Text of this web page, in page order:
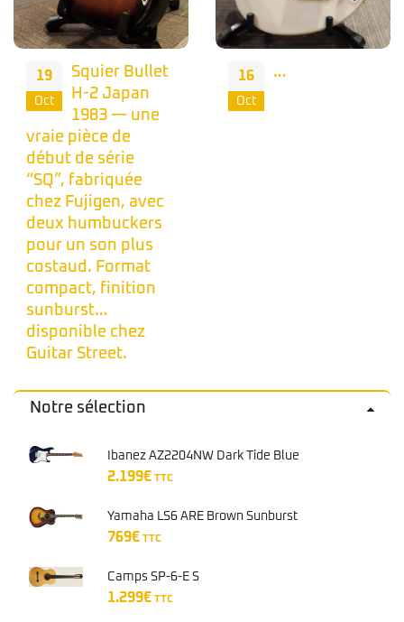
16
Oct
…
15
Oct
Nous avons
eu l’honneur
CEO de CORT. + de
1,3 millions
Notre sélection
Ibanez AZ2204NW Dark Tide Blue
2.199€
Yamaha LS6 ARE Brown Sunburst
769
Camps SP-6-E S
1.299€
Mooer Air P05 système sans fil wifi
45€ TTC
Admira A4
439€ TTC